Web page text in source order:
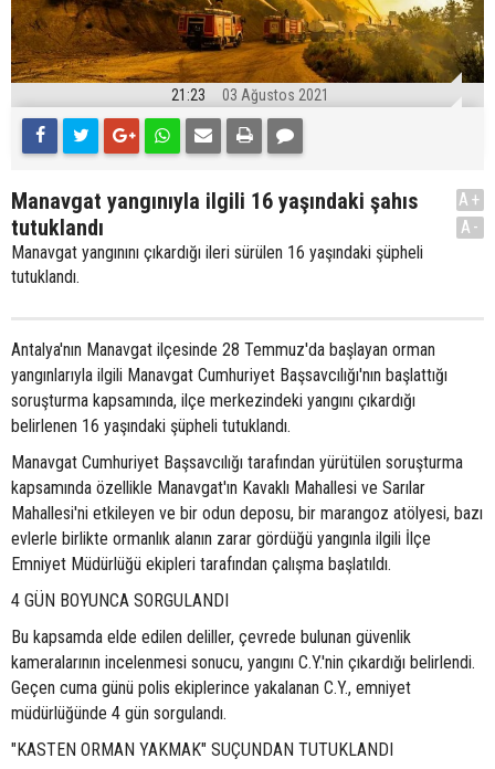
21:23 03 Ağustos 2021
Manavgat yangınıyla ilgili 16 yaşındaki şahıs
tutuklandı
Manavgat yangınını çıkardığı ileri sürülen 16 yaşındaki şüpheli
tutuklandı.
A+
A-
Antalya'nın Manavgat ilçesinde 28 Temmuz'da başlayan orman
yangınlarıyla ilgili Manavgat Cumhuriyet Başsavcılığı'nın başlattığı
soruşturma kapsamında, ilçe merkezindeki yangını çıkardığı
belirlenen 16 yaşındaki şüpheli tutuklandı.
Manavgat Cumhuriyet Başsavcılığı tarafından yürütülen soruşturma
kapsamında özellikle Manavgat'ın Kavaklı Mahallesi ve Sarılar
Mahallesi'ni etkileyen ve bir odun deposu, bir marangoz atölyesi, bazı
evlerle birlikte ormanlık alanın zarar gördüğü yangınla ilgili İlçe
Emniyet Müdürlüğü ekipleri tarafından çalışma başlatıldı.
4 GÜN BOYUNCA SORGULANDI
Bu kapsamda elde edilen deliller, çevrede bulunan güvenlik
kameralarının incelenmesi sonucu, yangını C.Y.'nin çıkardığı belirlendi.
Geçen cuma günü polis ekiplerince yakalanan C.Y., emniyet
müdürlüğünde 4 gün sorgulandı.
"KASTEN ORMAN YAKMAK" SUÇUNDAN TUTUKLANDI